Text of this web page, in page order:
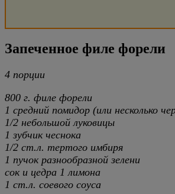
Запеченное филе форели
4 порции
800 г. филе форели
1 средний помидор (или несколько
1/2 небольшой луковицы
1 зубчик чеснока
1/2 ст.л. тертого имбиря
1 пучок разнообразной зелени
сок и цедра 1 лимона
1 ст.л. соевого соуса